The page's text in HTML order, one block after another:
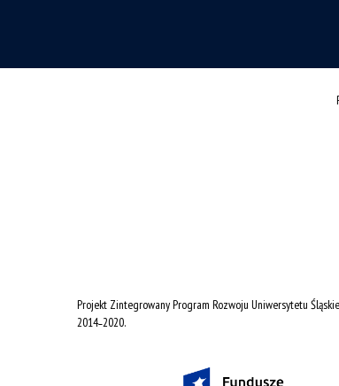
Projekt Zintegrowany Program Rozwoju Uniwersytetu
2014˗2020.